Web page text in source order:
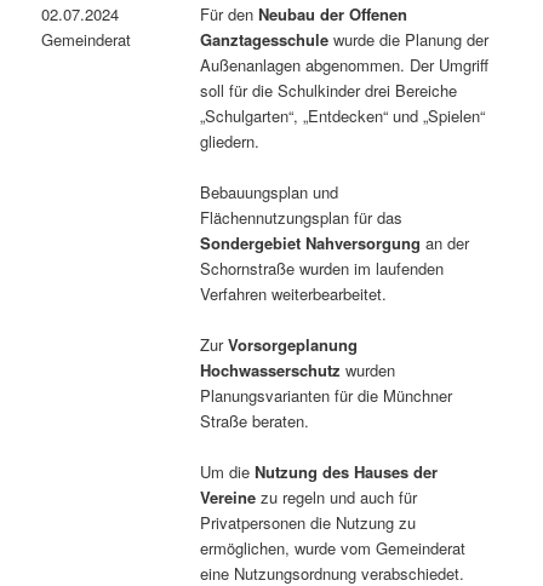
02.07.2024
Gemeinderat
Für denNeubau der Offenen
Ganztagesschule wurde die Planung der
Außenanlagen abgenommen. Der Umgriff
soll für die Schulkinder drei Bereiche
„Schulgarten“, „Entdecken“ und „Spielen“
gliedern.
Bebauungsplan und
Flächennutzungsplan für das
Sondergebiet Nahversorgung an der
Schornstraße wurden im laufenden
Verfahren weiterbearbeitet.
ZurVorsorgeplanung
Hochwasserschutz wurden
Planungsvarianten für die Münchner
Straße beraten.
Um dieNutzung des Hauses der
Vereine zu regeln und auch für
Privatpersonen die Nutzung zu
ermöglichen, wurde vom Gemeinderat
eine Nutzungsordnung verabschiedet.